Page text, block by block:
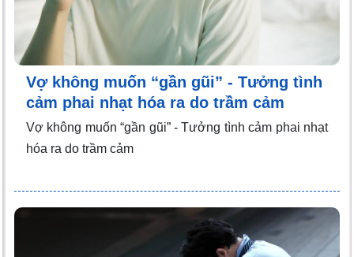
Vợ không muốn “gần gũi” - Tưởng tình
cảm phai nhạt hóa ra do trầm cảm
Vợ không muốn “gần gũi” - Tưởng tình cảm phai nhạt
hóa ra do trầm cảm